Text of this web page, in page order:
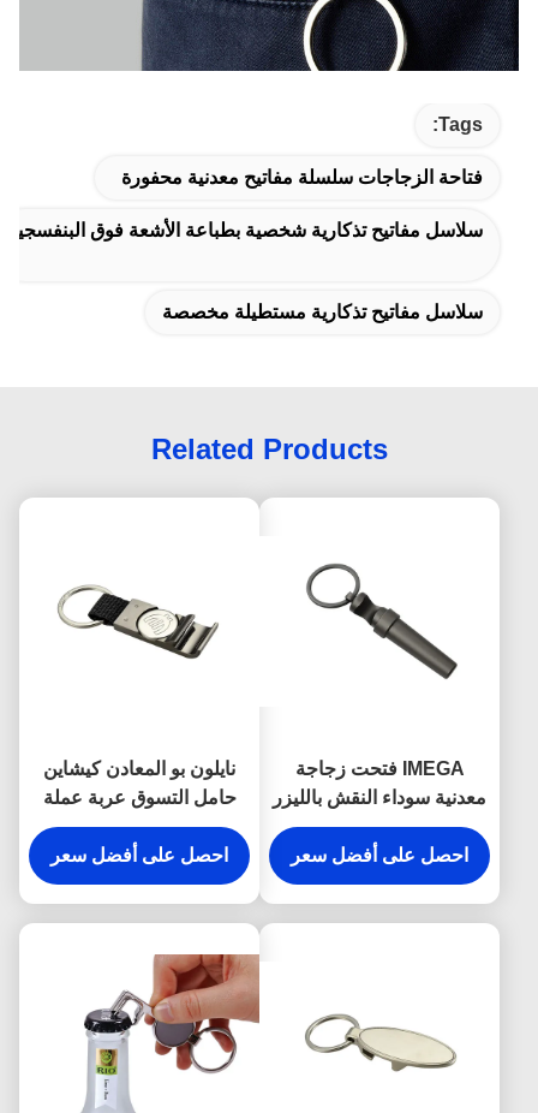
Tags:
فتاحة الزجاجات سلسلة مفاتيح معدنية محفورة
سلاسل مفاتيح تذكارية شخصية بطباعة الأشعة فوق البنفسجية
سلاسل مفاتيح تذكارية مستطيلة مخصصة
Related Products
IMEGA فتحت زجاجة
معدنية سوداء النقش بالليزر
النبيذ المفتاح المفاتيح
احصل على أفضل سعر
نايلون بو المعادن كيشاين
حامل التسوق عربة عملة
فتاحة زجاجة كيرينغ
احصل على أفضل سعر